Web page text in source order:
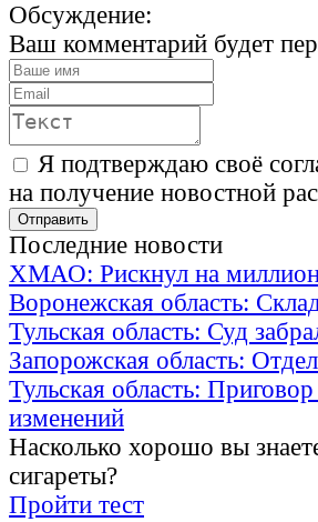
Обсуждение:
Ваш комментарий будет
Я подтверждаю своё
на получение новостной
Последние новости
ХМАО: Рискнул на
Воронежская область:
Тульская область: Суд
Запорожская область:
Тульская область:
изменений
Насколько хорошо вы
сигареты?
Пройти тест